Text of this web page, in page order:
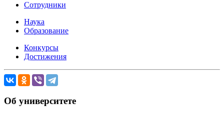
Сотрудники
Наука
Образование
Конкурсы
Достижения
Об университете